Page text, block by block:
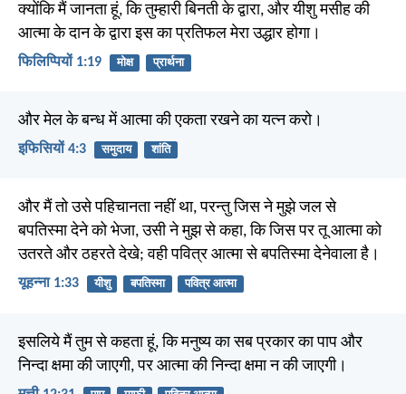
क्योंकि मैं जानता हूं, कि तुम्हारी बिनती के द्वारा, और यीशु मसीह की
आत्मा के दान के द्वारा इस का प्रतिफल मेरा उद्धार होगा।
फिलिप्पियों 1:19 मोक्ष प्रार्थना
और मेल के बन्ध में आत्मा की एकता रखने का यत्न करो।
इफिसियों 4:3 समुदाय शांति
और मैं तो उसे पहिचानता नहीं था, परन्तु जिस ने मुझे जल से
बपतिस्मा देने को भेजा, उसी ने मुझ से कहा, कि जिस पर तू आत्मा को
उतरते और ठहरते देखे; वही पवित्र आत्मा से बपतिस्मा देनेवाला है।
यूहन्ना 1:33 यीशु बपतिस्मा पवित्र आत्मा
इसलिये मैं तुम से कहता हूं, कि मनुष्य का सब प्रकार का पाप और
निन्दा क्षमा की जाएगी, पर आत्मा की निन्दा क्षमा न की जाएगी।